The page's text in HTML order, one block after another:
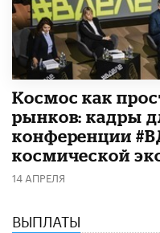
Космос как
рынков: кадры
конференции
космической
14 АПРЕЛЯ
ВЫПЛАТЫ